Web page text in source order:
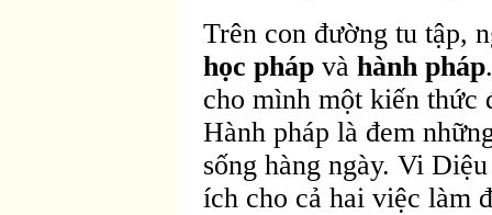
Trên con đường tu tập,
học pháp và hành pháp
cho mình một kiến thức
Hành pháp là đem
sống hàng ngày. Vi
ích cho cả hai việc làm